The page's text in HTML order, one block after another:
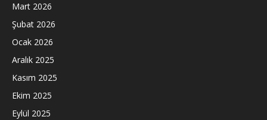
Mart 2026
Şubat 2026
Ocak 2026
Aralık 2025
Kasım 2025
Ekim 2025
Eylül 2025